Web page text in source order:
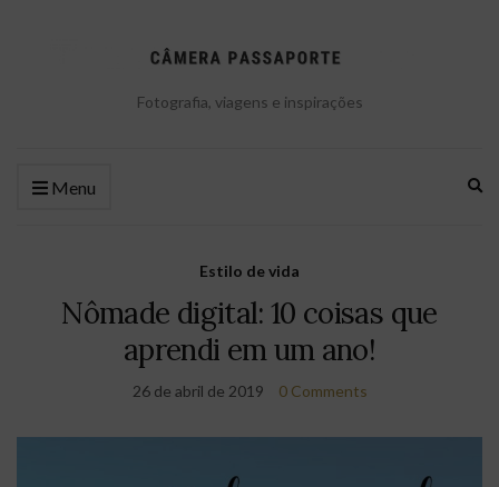
Fotografia, viagens e inspirações
Menu
Estilo de vida
Nômade digital: 10 coisas que
aprendi em um ano!
26 de abril de 2019 0 Comments